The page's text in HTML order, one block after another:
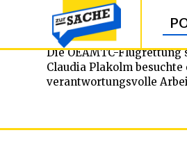
Die OEAMTC-
Claudia Plakolm
verantwortungsvolle